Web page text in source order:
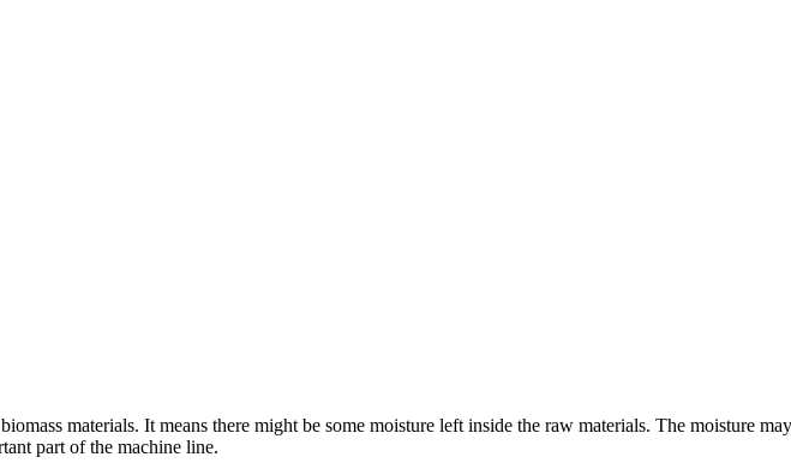
materials.It means there might be some moisture left inside the raw materials.The moisture
part of the machine line.